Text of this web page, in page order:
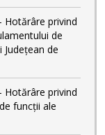
Hotărâre privind
de
de
Hotărâre privind
funcţii ale